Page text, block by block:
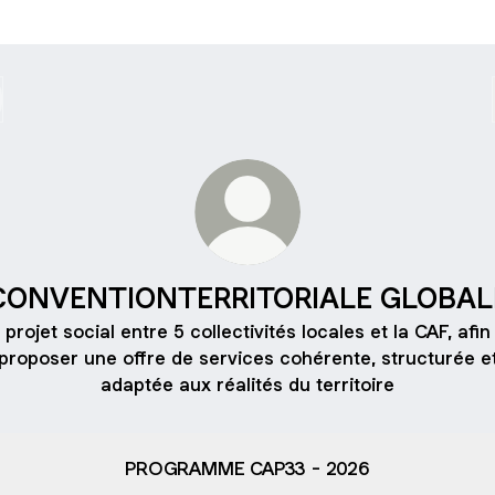
projet social entre 5 collectivités locales et la CAF, afin
une offre de services cohérente, structurée
adaptée aux réalités du territoire
PROGRAMME CAP33 - 2026